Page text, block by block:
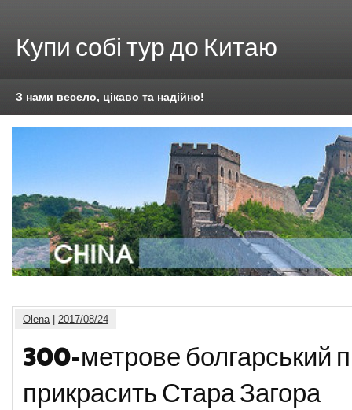
Купи собі тур до Китаю
З нами весело, цікаво та надійно!
Olena| 2017/08/24
300-метрове болгарський
прикрасить Стара Загора